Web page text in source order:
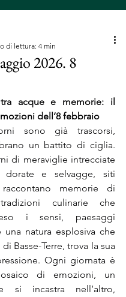
2026. 8
di lettura: 4 min
tra acque e memorie: il
dell’8 febbraio
sono già trascorsi,
un battito di ciglia.
di meraviglie intrecciate
dorate e selvagge, siti
memorie di
culinarie che
i sensi, paesaggi
una natura esplosiva che
Basse-Terre, trova la sua
Ogni giornata è
di emozioni, un
si incastra nell’altro,